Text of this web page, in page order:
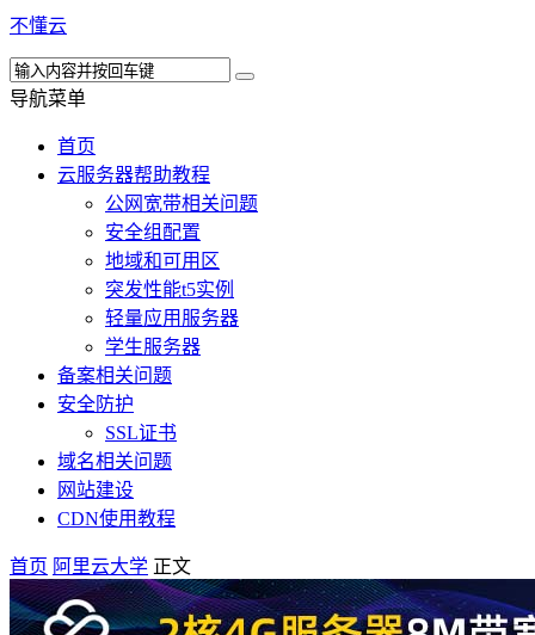
不懂云
导航菜单
首页
云服务器帮助教程
公网宽带相关问题
安全组配置
地域和可用区
突发性能t5实例
轻量应用服务器
学生服务器
备案相关问题
安全防护
SSL证书
域名相关问题
网站建设
CDN使用教程
首页 阿里云大学 正文